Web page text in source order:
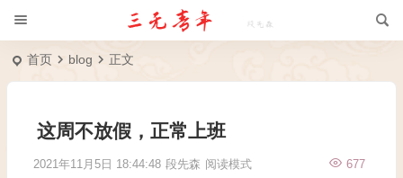
首页 blog 正文
这周不放假，正常上班
2021年11月5日 18:44:48 段先森 677
阅读模式